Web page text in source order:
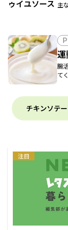
主
腸
て
チキンソテ
注目